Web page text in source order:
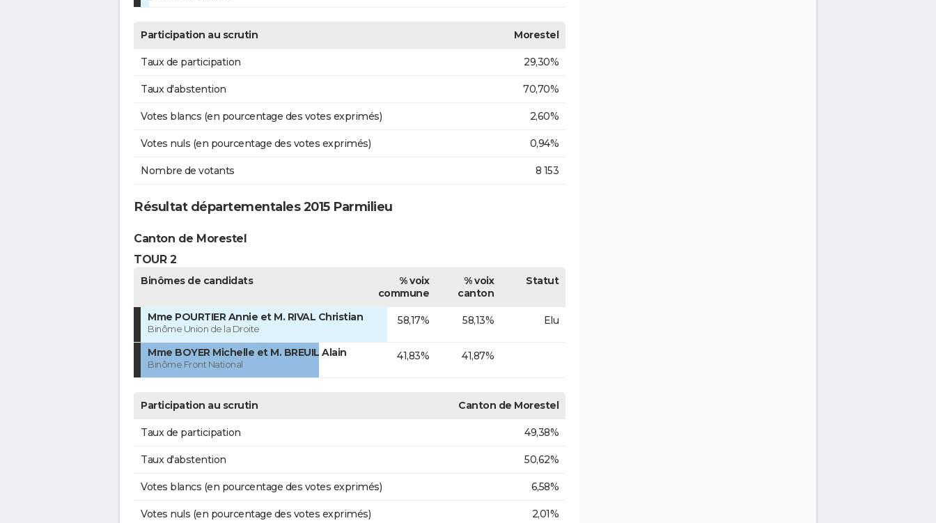
Participation au scrutin Morestel
Taux de participation 29,30%
Taux d'abstention 70,70%
Votes blancs (en pourcentage des votes exprimés) 2,60%
Votes nuls (en pourcentage des votes exprimés) 0,94%
Nombre de votants 8 153
Résultat départementales 2015 Parmilieu
Canton de Morestel
TOUR 2
Binômes de candidats
% voix
commune
% voix
canton
Statut
Mme POURTIER Annie et M. RIVAL Christian
Binôme Union de la Droite
58,17% 58,13% Elu
Mme BOYER Michelle et M. BREUIL Alain
Binôme Front National
41,83% 41,87%
Participation au scrutin Canton de Morestel
Taux de participation 49,38%
Taux d'abstention 50,62%
Votes blancs (en pourcentage des votes exprimés) 6,58%
Votes nuls (en pourcentage des votes exprimés) 2,01%